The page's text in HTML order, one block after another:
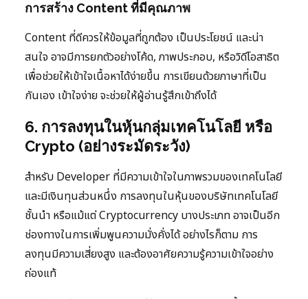
การสร้าง Content ที่มีคุณภาพ
Content ที่ดีควรให้ข้อมูลที่ถูกต้อง เป็นประโยชน์ และน่า
สนใจ อาจมีการยกตัวอย่างโค้ด, ภาพประกอบ, หรือวิดีโอสาธิต
เพื่อช่วยให้เข้าใจเนื้อหาได้ง่ายขึ้น การเขียนด้วยภาษาที่เป็น
กันเอง เข้าใจง่าย จะช่วยให้ผู้อ่านรู้สึกเข้าถึงได้
6. การลงทุนในหุ้นกลุ่มเทคโนโลยี หรือ
Crypto (อย่างระมัดระวัง)
สำหรับ Developer ที่มีความเข้าใจในภาพรวมของเทคโนโลยี
และมีเงินทุนส่วนหนึ่ง การลงทุนในหุ้นของบริษัทเทคโนโลยี
ชั้นนำ หรือแม้แต่ Cryptocurrency บางประเภท อาจเป็นอีก
ช่องทางในการเพิ่มพูนความมั่งคั่งได้ อย่างไรก็ตาม การ
ลงทุนมีความเสี่ยงสูง และต้องอาศัยความรู้ความเข้าใจอย่าง
ถ่องแท้